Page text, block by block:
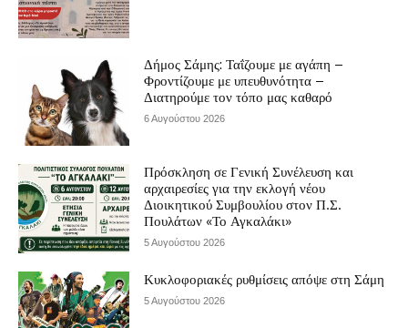
Δήμος Σάμης: Ταΐζουμε με αγάπη –
Φροντίζουμε με υπευθυνότητα –
Διατηρούμε τον τόπο μας καθαρό
6 Αυγούστου 2026
Πρόσκληση σε Γενική Συνέλευση και
αρχαιρεσίες για την εκλογή νέου
Διοικητικού Συμβουλίου στον Π.Σ.
Πουλάτων «Το Αγκαλάκι»
5 Αυγούστου 2026
Κυκλοφοριακές ρυθμίσεις απόψε στη Σάμη
5 Αυγούστου 2026